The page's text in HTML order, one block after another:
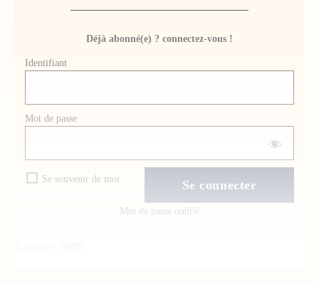
Déjà abonné(e) ? connectez-vous !
Identifiant
Mot de passe
Se souvenir de moi
Mot de passe oublié